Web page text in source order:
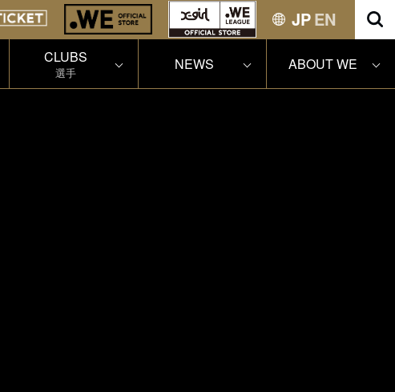
JPEN
CLUBS
選手 NEWS ABOUT WE